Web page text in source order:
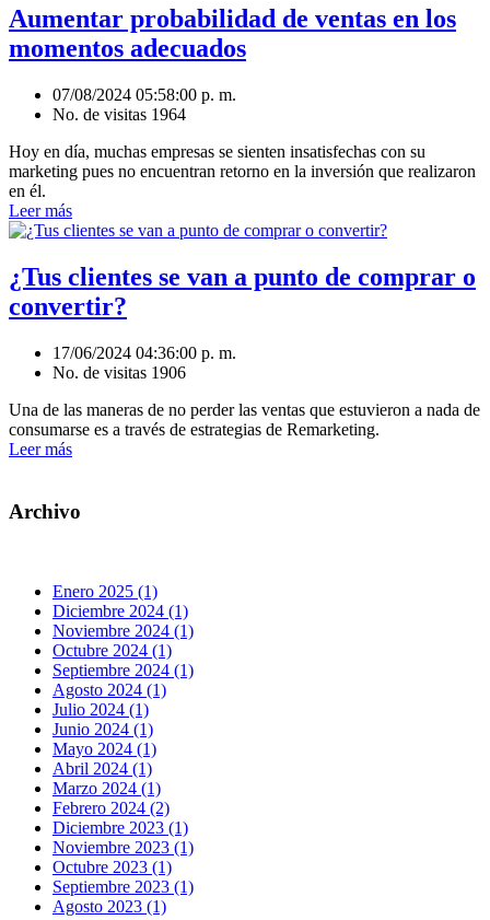
Aumentar probabilidad de ventas en los
momentos adecuados
07/08/2024 05:58:00 p. m.
No. de visitas 1964
Hoy en día, muchas empresas se sienten insatisfechas con su
marketing pues no encuentran retorno en la inversión que realizaron
en él.
Leer más
¿Tus clientes se van a punto de comprar o
convertir?
17/06/2024 04:36:00 p. m.
No. de visitas 1906
Una de las maneras de no perder las ventas que estuvieron a nada de
consumarse es a través de estrategias de Remarketing.
Leer más
Archivo
Enero 2025 (1)
Diciembre 2024 (1)
Noviembre 2024 (1)
Octubre 2024 (1)
Septiembre 2024 (1)
Agosto 2024 (1)
Julio 2024 (1)
Junio 2024 (1)
Mayo 2024 (1)
Abril 2024 (1)
Marzo 2024 (1)
Febrero 2024 (2)
Diciembre 2023 (1)
Noviembre 2023 (1)
Octubre 2023 (1)
Septiembre 2023 (1)
Agosto 2023 (1)